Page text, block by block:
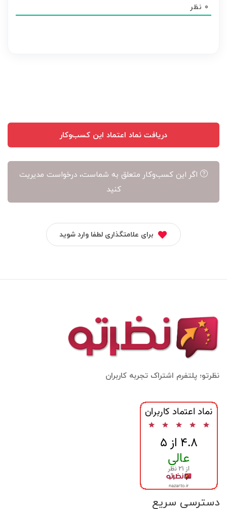
هر
0 نظر
دریافت نماد اعتماد این کسب‌وکار
اگر این کسب‌وکار متعلق به شماست، درخواست مدیریت
کنید
برای علامتگذاری لطفا وارد شوید
نظرتو؛ پلتفرم اشتراک تجربه کاربران
دسترسی سریع